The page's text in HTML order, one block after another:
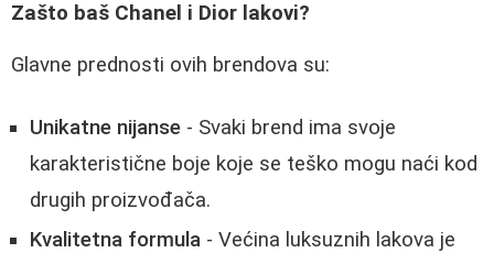
Zašto baš Chanel i Dior lakovi?
Glavne prednosti ovih brendova su:
Unikatne nijanse - Svaki brend ima svoje
karakteristične boje koje se teško mogu naći kod
drugih proizvođača.
Kvalitetna formula - Većina luksuznih lakova je